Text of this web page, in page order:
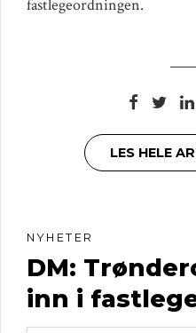
fastlegeordningen.
LES HELE
NYHETER
DM:
inn i